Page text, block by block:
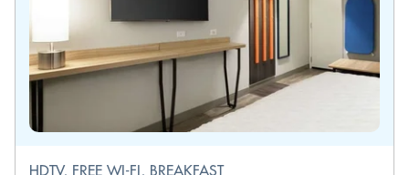
HDTV, FREE WI-FI, BREAKFAST